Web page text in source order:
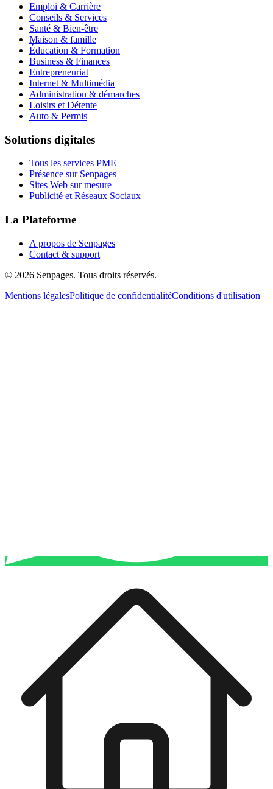
Emploi & Carrière
Conseils & Services
Santé & Bien-être
Maison & famille
Éducation & Formation
Business & Finances
Entrepreneuriat
Internet & Multimédia
Administration & démarches
Loisirs et Détente
Auto & Permis
Solutions digitales
Tous les services PME
Présence sur Senpages
Sites Web sur mesure
Publicité et Réseaux Sociaux
La Plateforme
A propos de Senpages
Contact & support
© 2026 Senpages. Tous droits réservés.
Mentions légalesPolitique de confidentialitéConditions d'utilisation